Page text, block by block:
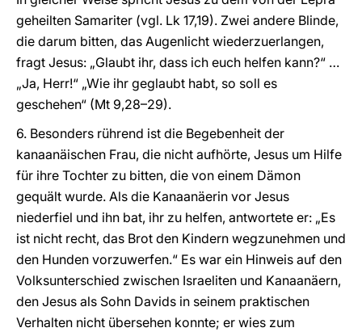
geheilten Samariter (vgl. Lk 17,19). Zwei andere Blinde,
die darum bitten, das Augenlicht wiederzuerlangen,
fragt Jesus: „Glaubt ihr, dass ich euch helfen kann?“ …
„Ja, Herr!“ „Wie ihr geglaubt habt, so soll es
geschehen“ (Mt 9,28–29).
6. Besonders rührend ist die Begebenheit der
kanaanäischen Frau, die nicht aufhörte, Jesus um Hilfe
für ihre Tochter zu bitten, die von einem Dämon
gequält wurde. Als die Kanaanäerin vor Jesus
niederfiel und ihn bat, ihr zu helfen, antwortete er: „Es
ist nicht recht, das Brot den Kindern wegzunehmen und
den Hunden vorzuwerfen.“ Es war ein Hinweis auf den
Volksunterschied zwischen Israeliten und Kanaanäern,
den Jesus als Sohn Davids in seinem praktischen
Verhalten nicht übersehen konnte; er wies zum